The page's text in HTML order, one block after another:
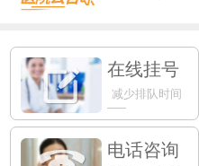
在线挂号
减少排队时间
电话咨询